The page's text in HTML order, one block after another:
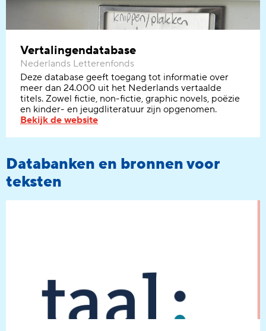
Vertalingendatabase
Nederlands Letterenfonds
Deze database geeft toegang tot informatie over
meer dan 24.000 uit het Nederlands vertaalde
titels. Zowel fictie, non-fictie, graphic novels, poëzie
en kinder- en jeugdliteratuur zijn opgenomen.
Bekijk de website
Databanken en bronnen voor
teksten